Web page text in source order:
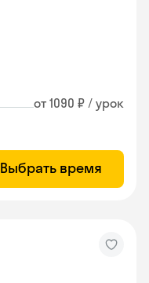
от 1090 ₽ / урок
Выбрать время